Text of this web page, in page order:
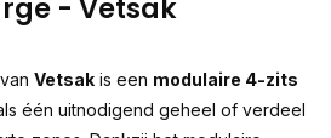
- Vetsak
van Vetsak is een modulaire 4-zits
één uitnodigend geheel of verdeel